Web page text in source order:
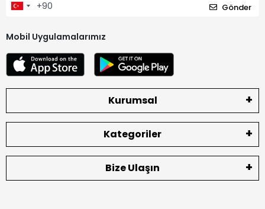
Gönder
Mobil Uygulamalarımız
Kurumsal
Kategoriler
Bize Ulaşın